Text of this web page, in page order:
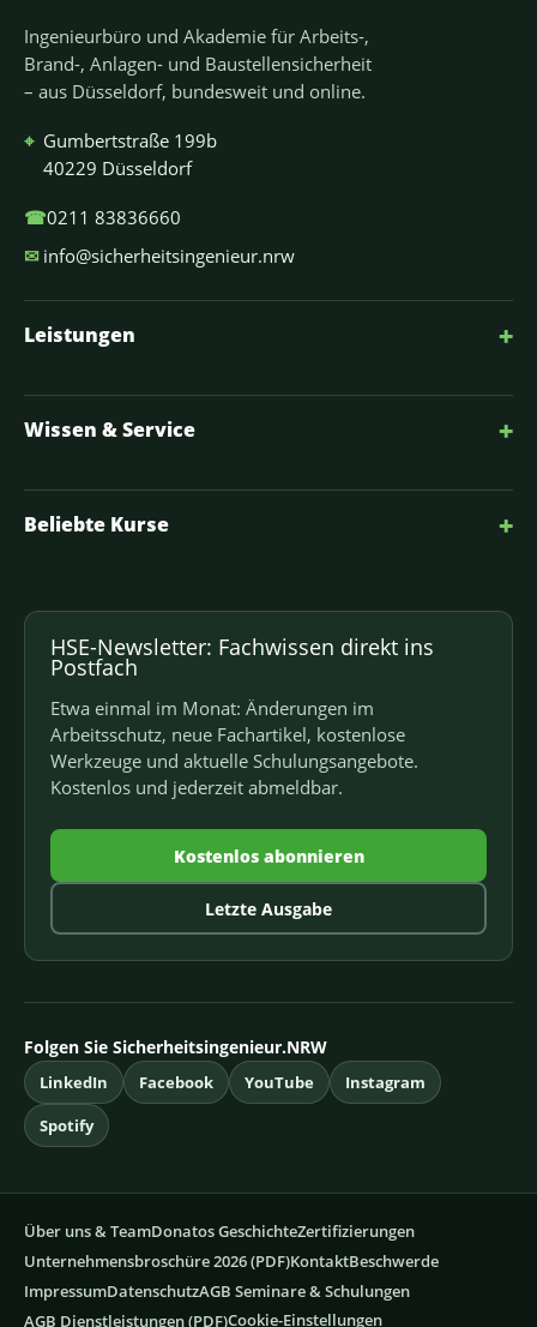
Ingenieurbüro und Akademie für Arbeits-,
Brand-, Anlagen- und Baustellensicherheit
– aus Düsseldorf, bundesweit und online.
⌖ Gumbertstraße 199b
40229 Düsseldorf
☎0211 83836660
✉ info@sicherheitsingenieur.nrw
Leistungen +
Wissen & Service +
Beliebte Kurse +
HSE-Newsletter: Fachwissen direkt ins
Postfach
Etwa einmal im Monat: Änderungen im
Arbeitsschutz, neue Fachartikel, kostenlose
Werkzeuge und aktuelle Schulungsangebote.
Kostenlos und jederzeit abmeldbar.
Kostenlos abonnieren
Letzte Ausgabe
Folgen Sie Sicherheitsingenieur.NRW
LinkedIn Facebook YouTube
Instagram
Spotify
Über uns & TeamDonatos GeschichteZertifizierungen
Unternehmensbroschüre 2026 (PDF)KontaktBeschwerde
ImpressumDatenschutzAGB Seminare & Schulungen
AGB Dienstleistungen (PDF)Cookie-Einstellungen